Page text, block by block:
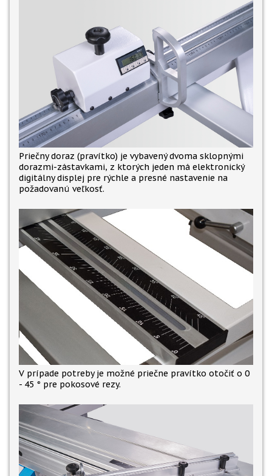
Priečny doraz (pravítko) je vybavený dvoma sklopnými
dorazmi-zástavkami, z ktorých jeden má elektronický
digitálny displej pre rýchle a presné nastavenie na
požadovanú veľkosť.
V prípade potreby je možné priečne pravítko otočiť o 0
- 45 ° pre pokosové rezy.